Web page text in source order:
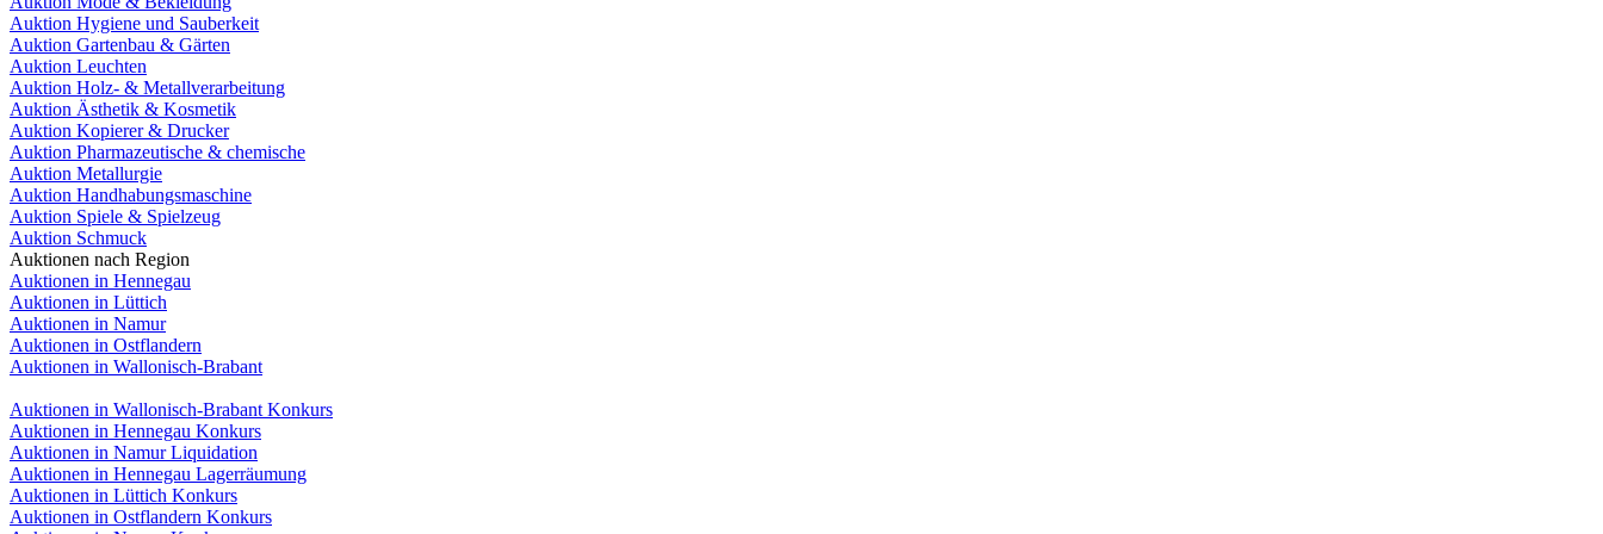
Auktion Hygiene und Sauberkeit
Auktion Gartenbau & Gärten
Auktion Leuchten
Auktion Holz- & Metallverarbeitung
Auktion Ästhetik & Kosmetik
Auktion Kopierer & Drucker
Auktion Pharmazeutische & chemische
Auktion Metallurgie
Auktion Handhabungsmaschine
Auktion Spiele & Spielzeug
Auktion Schmuck
Auktionen nach Region
Auktionen in Hennegau
Auktionen in Lüttich
Auktionen in Namur
Auktionen in Ostflandern
Auktionen in Wallonisch-Brabant
Auktionen in Wallonisch-Brabant Konkurs
Auktionen in Hennegau Konkurs
Auktionen in Namur Liquidation
Auktionen in Hennegau Lagerräumung
Auktionen in Lüttich Konkurs
Auktionen in Ostflandern Konkurs